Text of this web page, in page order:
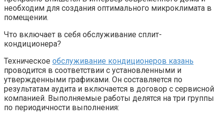
необходим для создания оптимального микроклимата в
помещении.
Что включает в себя обслуживание сплит-
кондиционера?
Техническое обслуживание кондиционеров казань
проводится в соответствии с установленными и
утвержденными графиками. Он составляется по
результатам аудита и включается в договор с сервисной
компанией. Выполняемые работы делятся на три группы
по периодичности выполнения: